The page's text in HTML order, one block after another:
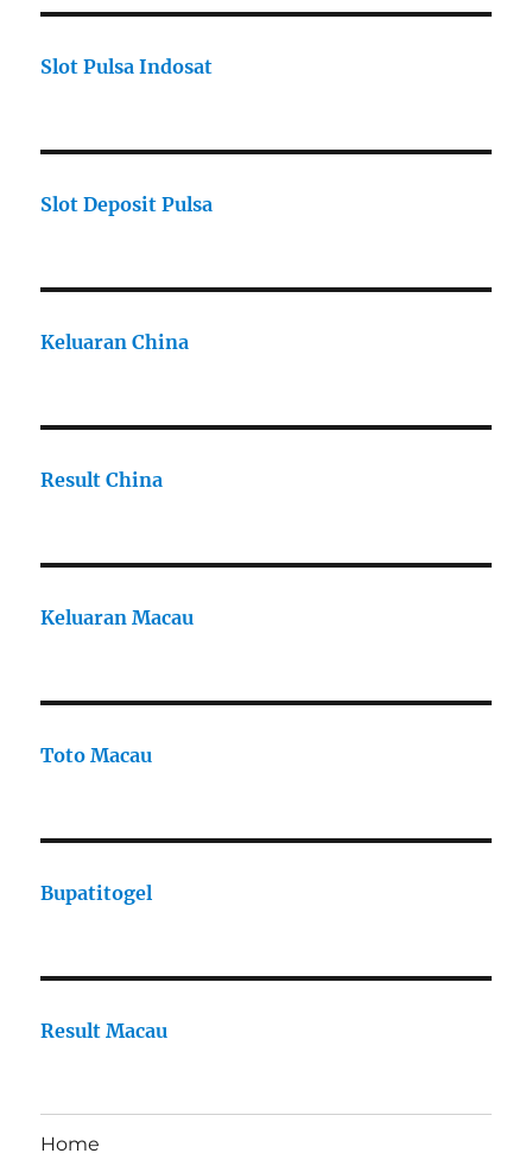
Slot Pulsa Indosat
Slot Deposit Pulsa
Keluaran China
Result China
Keluaran Macau
Toto Macau
Bupatitogel
Result Macau
Home